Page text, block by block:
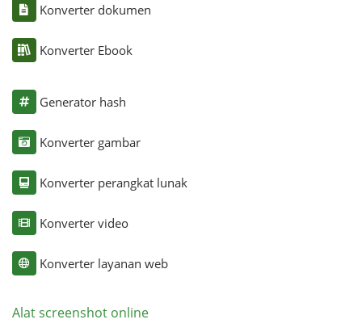
Konverter dokumen
Konverter Ebook
Generator hash
Konverter gambar
Konverter perangkat lunak
Konverter video
Konverter layanan web
Alat screenshot online